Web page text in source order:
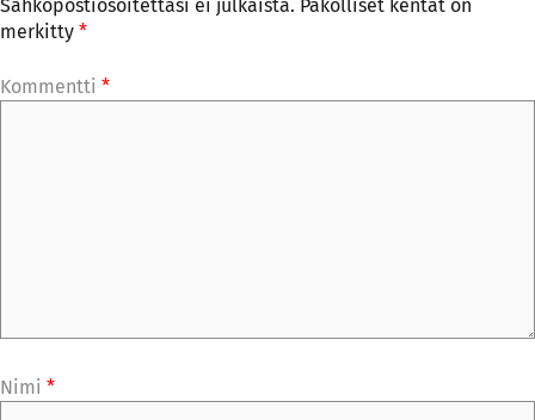
Sähköpostiosoitettasi ei julkaista. Pakolliset kentät on
merkitty *
Kommentti *
Nimi *